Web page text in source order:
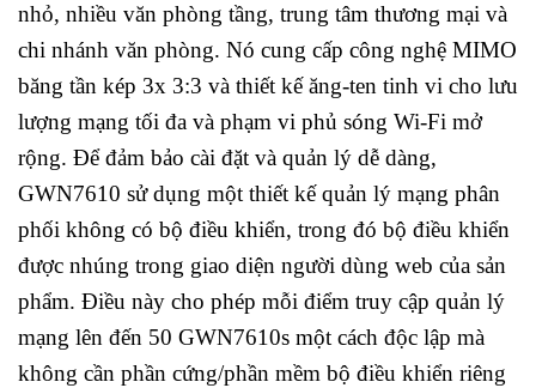
nhỏ, nhiều văn phòng tầng, trung tâm thương mại và
chi nhánh văn phòng. Nó cung cấp công nghệ MIMO
băng tần kép 3x 3:3 và thiết kế ăng-ten tinh vi cho lưu
lượng mạng tối đa và phạm vi phủ sóng Wi-Fi mở
rộng. Để đảm bảo cài đặt và quản lý dễ dàng,
GWN7610 sử dụng một thiết kế quản lý mạng phân
phối không có bộ điều khiển, trong đó bộ điều khiển
được nhúng trong giao diện người dùng web của sản
phẩm. Điều này cho phép mỗi điểm truy cập quản lý
mạng lên đến 50 GWN7610s một cách độc lập mà
không cần phần cứng/phần mềm bộ điều khiển riêng